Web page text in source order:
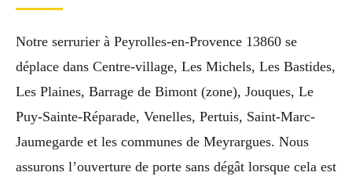
Notre serrurier à Peyrolles-en-Provence 13860 se
déplace dans Centre-village, Les Michels, Les Bastides,
Les Plaines, Barrage de Bimont (zone), Jouques, Le
Puy-Sainte-Réparade, Venelles, Pertuis, Saint-Marc-
Jaumegarde et les communes de Meyrargues. Nous
assurons l’ouverture de porte sans dégât lorsque cela est